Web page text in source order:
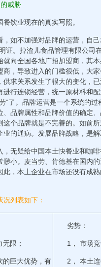
威胁
饮业现在的真实写照。
，如不加强对品牌的运营，自
证。掉渣儿食品管理有限公司
就向全国各地广招加盟商，其
，导致进入的门槛很低，大
供求关系发生了很大的变化，
进行连锁经营，统一原材料和
”了。品牌运营是一个系统的
、品牌属性和品牌价值的确定
这个品牌就是不完善的。如前
的通病。发展品牌战略，是解
，无疑给中国本土快餐业和咖
渺小。麦当劳、肯德基在国内
此，本土企业在市场还没有成
列表如下：
限；
的巨大优势，有
劣势：
1， 市场
2， 本土